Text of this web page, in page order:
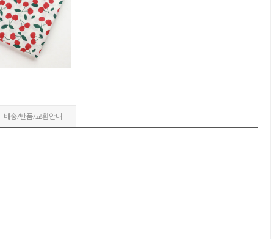
배송/반품/교환안내